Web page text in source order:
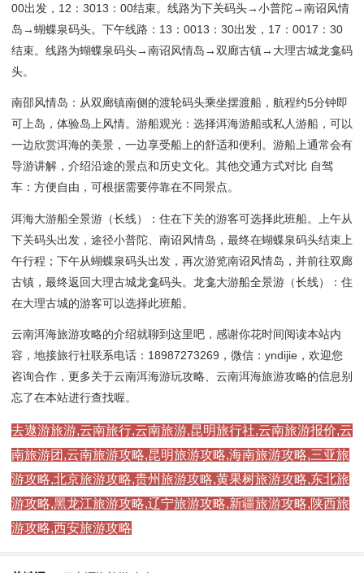
00出发，12：3013：00结束。线路为下关码头→小普陀→南诏风情
岛→蝴蝶泉码头。下午线路：13：0013：30出发，17：0017：30
结束。线路为蝴蝶泉码头→南诏风情岛→双廊古镇→大理古城龙龛码
头。
南邵风情岛：从双廊镇南侧的渡轮码头乘坐摆渡船，航程约5分钟即
可上岛，体验岛上风情。游船观光：选择洱海游船或私人游船，可以
一边欣赏洱海的美景，一边享受船上的舒适和便利。游船上通常会有
导游讲解，介绍沿途的景点和历史文化。其他交通方式对比 自驾
车：方便自由，可根据需要停靠在不同景点。
洱海大游船全景游（长线）：住在下关的游客可选择此班船。上午从
下关码头出发，途径小普陀、南诏风情岛，最终在蝴蝶泉码头结束上
午行程；下午从蝴蝶泉码头出发，再次游览南诏风情岛，并前往双廊
古镇，最终返回大理古城龙龛码头。龙龛大游船全景游（长线）：住
在大理古城的游客可以选择此班船。
云南洱海旅游攻略的介绍就聊到这里吧，感谢你花时间阅读本站内
容，地接旅行社联系电话：18987273269，微信：yndijie，欢迎您
咨询合作，更多关于云南洱海游玩攻略、云南洱海旅游攻略的信息别
忘了在本站进行查找喔。
去遨游旅游,云南旅行,云南旅游,昆明旅行社,云南旅游报价,云
南旅游团,云南旅游攻略,昆明旅游攻略,海南旅游攻略,三亚旅
游攻略,北京旅游攻略,贵州旅游攻略,黄果树旅游攻略,东北旅
游攻略,黑龙江旅游攻略,辽宁旅游攻略,新疆旅游攻略,陕西旅
游攻略,西安旅游攻略